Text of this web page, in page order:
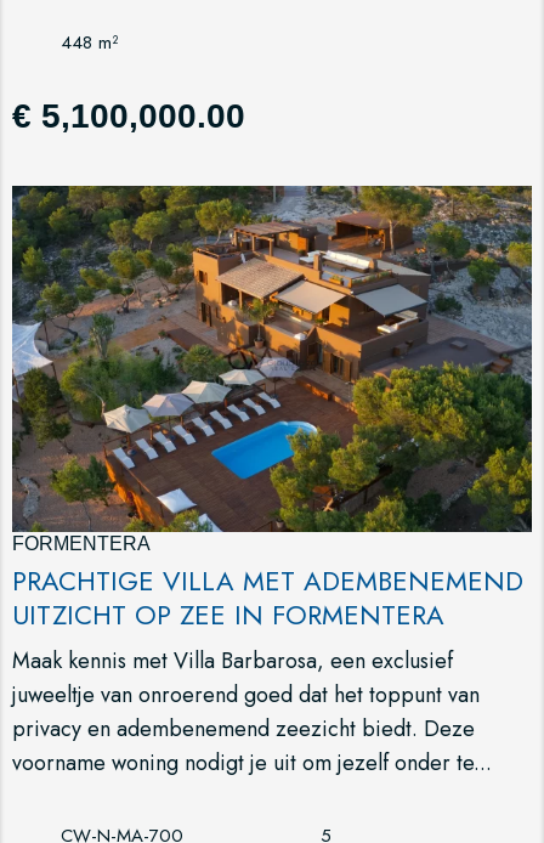
448 m²
€ 5,100,000.00
FORMENTERA
PRACHTIGE VILLA MET ADEMBENEMEND
UITZICHT OP ZEE IN FORMENTERA
Maak kennis met Villa Barbarosa, een exclusief
juweeltje van onroerend goed dat het toppunt van
privacy en adembenemend zeezicht biedt. Deze
voorname woning nodigt je uit om jezelf onder te...
CW-N-MA-700 5